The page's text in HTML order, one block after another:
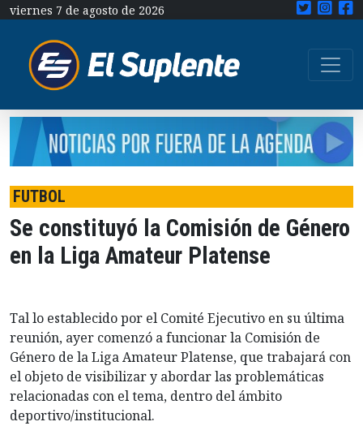
viernes 7 de agosto de 2026
FUTBOL
Se constituyó la Comisión de Género
en la Liga Amateur Platense
Tal lo establecido por el Comité Ejecutivo en su última
reunión, ayer comenzó a funcionar la Comisión de
Género de la Liga Amateur Platense, que trabajará con
el objeto de visibilizar y abordar las problemáticas
relacionadas con el tema, dentro del ámbito
deportivo/institucional.